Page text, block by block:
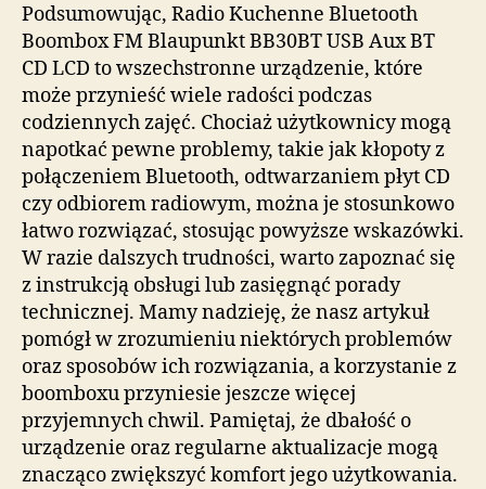
Podsumowując, Radio Kuchenne Bluetooth
Boombox FM Blaupunkt BB30BT USB Aux BT
CD LCD to wszechstronne urządzenie, które
może przynieść wiele radości podczas
codziennych zajęć. Chociaż użytkownicy mogą
napotkać pewne problemy, takie jak kłopoty z
połączeniem Bluetooth, odtwarzaniem płyt CD
czy odbiorem radiowym, można je stosunkowo
łatwo rozwiązać, stosując powyższe wskazówki.
W razie dalszych trudności, warto zapoznać się
z instrukcją obsługi lub zasięgnąć porady
technicznej. Mamy nadzieję, że nasz artykuł
pomógł w zrozumieniu niektórych problemów
oraz sposobów ich rozwiązania, a korzystanie z
boomboxu przyniesie jeszcze więcej
przyjemnych chwil. Pamiętaj, że dbałość o
urządzenie oraz regularne aktualizacje mogą
znacząco zwiększyć komfort jego użytkowania.